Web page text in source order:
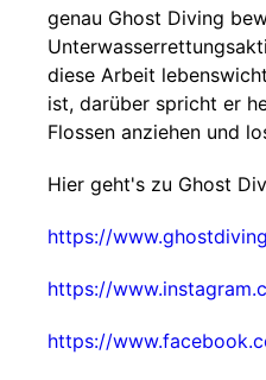
genau Ghost Diving
diese Arbeit
ist, darüber spricht er
Flossen anziehen und
Hier geht's zu Ghost
https://
https://
https://